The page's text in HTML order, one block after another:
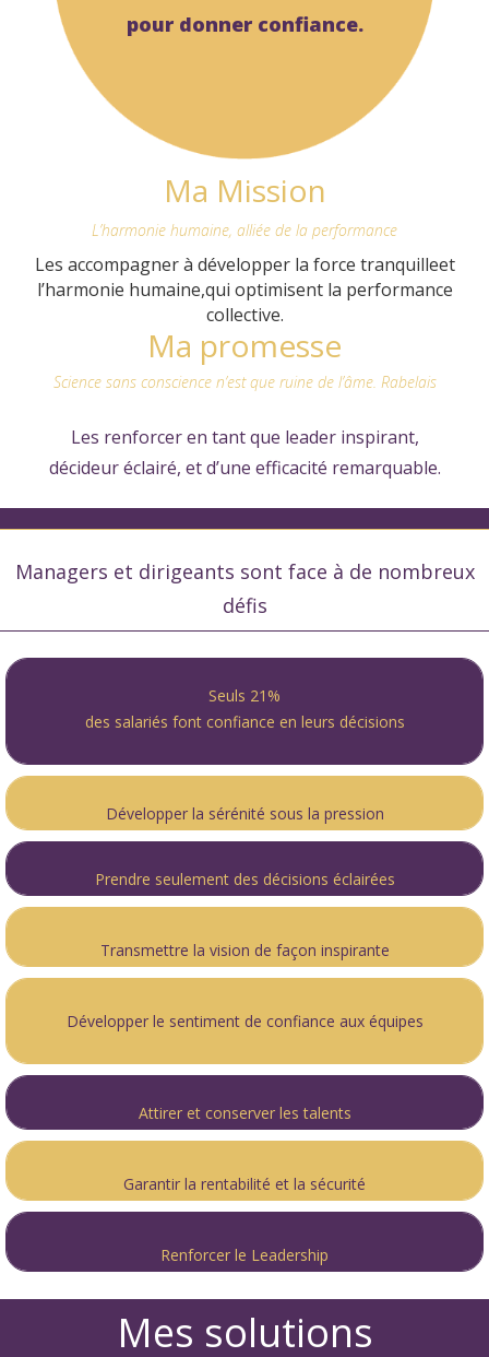
pour donner confiance.
Ma Mission
L’harmonie humaine, alliée de la performance
Les accompagner à développer la force tranquilleet
l’harmonie humaine,qui optimisent la performance
collective.
Ma promesse
Science sans conscience n’est que ruine de l’âme. Rabelais
Les renforcer en tant que leader inspirant,
décideur éclairé, et d’une efficacité remarquable.
Managers et dirigeants sont face à de nombreux
défis
Seuls 21%
des salariés font confiance en leurs décisions
Développer la sérénité sous la pression
Prendre seulement des décisions éclairées
Transmettre la vision de façon inspirante
Développer le sentiment de confiance aux équipes
Attirer et conserver les talents
Garantir la rentabilité et la sécurité
Renforcer le Leadership
Mes solutions